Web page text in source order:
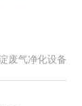
废气净化设备